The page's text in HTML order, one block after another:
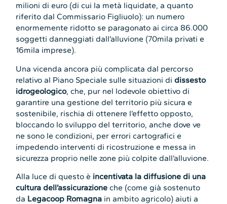
milioni di euro (di cui la metà liquidate, a quanto
riferito dal Commissario Figliuolo): un numero
enormemente ridotto se paragonato ai circa 86.000
soggetti danneggiati dall’alluvione (70mila privati e
16mila imprese).
Una vicenda ancora più complicata dal percorso
relativo al Piano Speciale sulle situazioni didissesto
idrogeologico, che, pur nel lodevole obiettivo di
garantire una gestione del territorio più sicura e
sostenibile, rischia di ottenere l’effetto opposto,
bloccando lo sviluppo del territorio, anche dove ve
ne sono le condizioni, per errori cartografici e
impedendo interventi di ricostruzione e messa in
sicurezza proprio nelle zone più colpite dall’alluvione.
Alla luce di questo è incentivata la diffusione di una
cultura dell’assicurazione che (come già sostenuto
da Legacoop Romagna in ambito agricolo) aiuti a